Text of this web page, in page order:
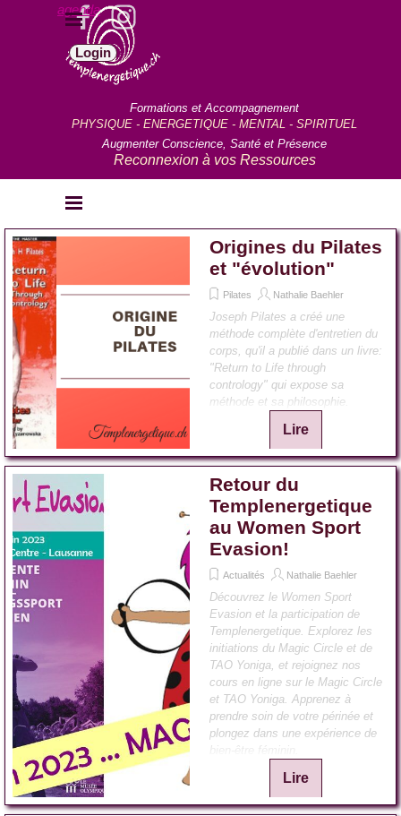
Aller au contenu
agenda
Sauter le menu
Login
Formations et Accompagnement
PHYSIQUE - ENERGETIQUE - MENTAL - SPIRITUEL
Augmenter Conscience, Santé et Présence
Reconnexion à vos Ressources
Sauter le menu
Origines du Pilates
et "évolution"
Pilates Nathalie Baehler
Joseph Pilates a créé une
méthode complète d'entretien du
corps, qu'il a publié dans un livre:
"Return to Life through
contrology" qui expose sa
méthode et sa philosophie.
Lire
Retour du
Templenergetique
au Women Sport
Evasion!
Actualités Nathalie Baehler
Découvrez le Women Sport
Evasion et la participation de
Templenergetique. Explorez les
initiations du Magic Circle et de
TAO Yoniga, et rejoignez nos
cours en ligne sur le Magic Circle
et TAO Yoniga. Apprenez à
prendre soin de votre périnée et
plongez dans une expérience de
bien-être féminin.
Lire